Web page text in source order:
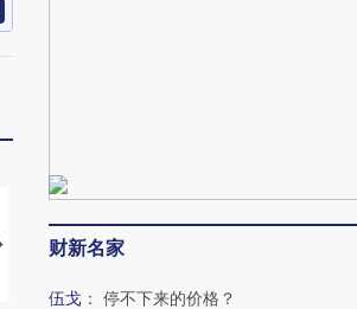
马航飞行员跨国走私7万
育部长拱下台
财新名家
伍戈 ： 停不下来的价格？